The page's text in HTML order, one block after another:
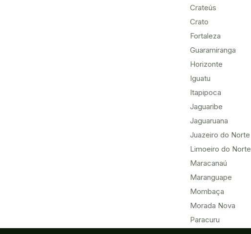
Crateús
Crato
Fortaleza
Guaramiranga
Horizonte
Iguatu
Itapipoca
Jaguaribe
Jaguaruana
Juazeiro do Norte
Limoeiro do Norte
Maracanaú
Maranguape
Mombaça
Morada Nova
Paracuru